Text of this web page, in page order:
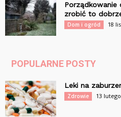
Porządkowanie
zrobić to
Dom i ogród 18
POPULARNE POSTY
Leki na
Zdrowie 13